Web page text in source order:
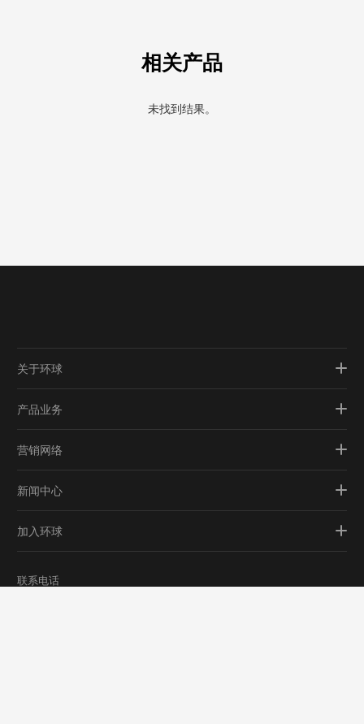
相关产品
未找到结果。
关于环球
产品业务
营销网络
新闻中心
加入环球
联系电话